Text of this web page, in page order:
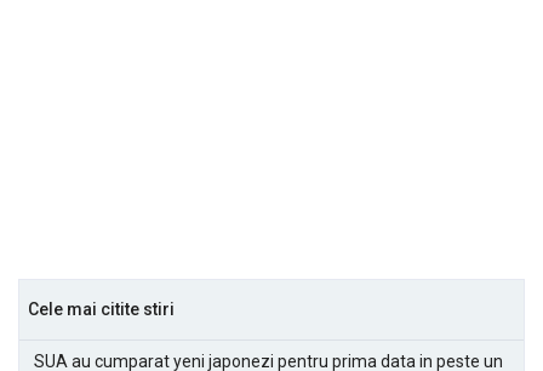
Cele mai citite stiri
SUA au cumparat yeni japonezi pentru prima data in peste un